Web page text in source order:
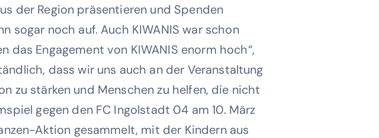
der Region präsentieren und Spenden
sogar noch auf. Auch KIWANIS war schon
das Engagement von KIWANIS enorm hoch“,
dass wir uns auch an der Veranstaltung
zu stärken und Menschen zu helfen, die nicht
gegen den FC Ingolstadt 04 am 10. März
Aktion gesammelt, mit der Kindern aus